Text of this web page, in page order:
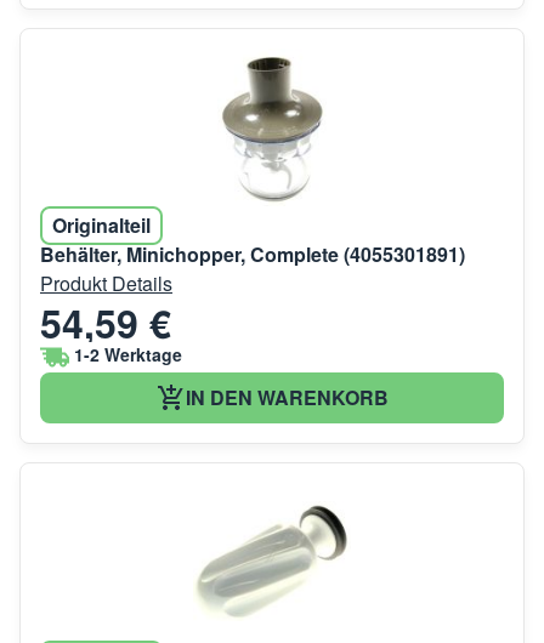
Originalteil
Behälter, Minichopper, Complete (4055301891)
Produkt Details
54,59 €
1-2 Werktage
IN DEN WARENKORB